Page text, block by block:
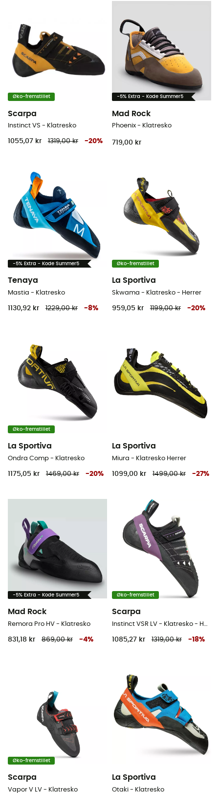
Øko-fremstillet
Scarpa
Instinct VS - Klatresko
1055,07 kr 1319,00 kr -20%
-5% Extra - Kode Summer5
Mad Rock
Phoenix - Klatresko
719,00 kr
-5% Extra - Kode Summer5
Tenaya
Mastia - Klatresko
1130,92 kr 1229,00 kr -8%
Øko-fremstillet
La Sportiva
Skwama - Klatresko - Herrer
959,05 kr 1199,00 kr -20%
Øko-fremstillet
La Sportiva
Ondra Comp - Klatresko
1175,05 kr 1469,00 kr -20%
La Sportiva
Miura - Klatresko Herrer
1099,00 kr 1499,00 kr -27%
-5% Extra - Kode Summer5
Mad Rock
Remora Pro HV - Klatresko
831,18 kr 869,00 kr -4%
Øko-fremstillet
Scarpa
Instinct VSR LV - Klatresko - Herrer
1085,27 kr 1319,00 kr -18%
Øko-fremstillet
Scarpa
Vapor V LV - Klatresko
La Sportiva
Otaki - Klatresko